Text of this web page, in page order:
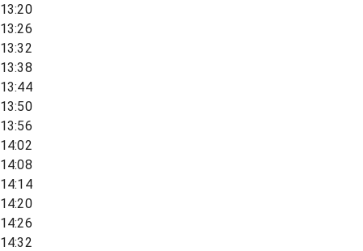
13:20
13:26
13:32
13:38
13:44
13:50
13:56
14:02
14:08
14:14
14:20
14:26
14:32